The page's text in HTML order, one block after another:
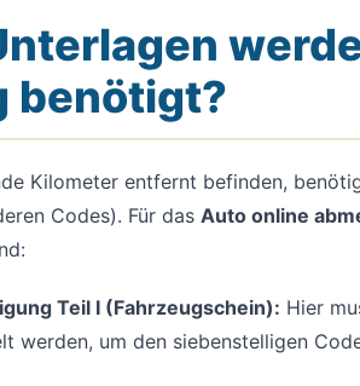
benötigt?
Kilometer entfernt befinden,
Codes). Für das Auto online
Teil I (Fahrzeugschein): Hier
werden, um den siebenstelligen